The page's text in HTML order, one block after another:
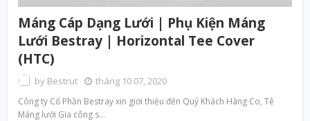
Máng Cáp Dạng Lưới | Phụ Kiện Máng
Lưới Bestray | Horizontal Tee Cover
(HTC)
by Bestrut tháng 10 07, 2020
Công ty Cổ Phần Bestray xin giới thiệu đến Quý Khách Hàng Co, Tê
Máng lưới Gia công s…